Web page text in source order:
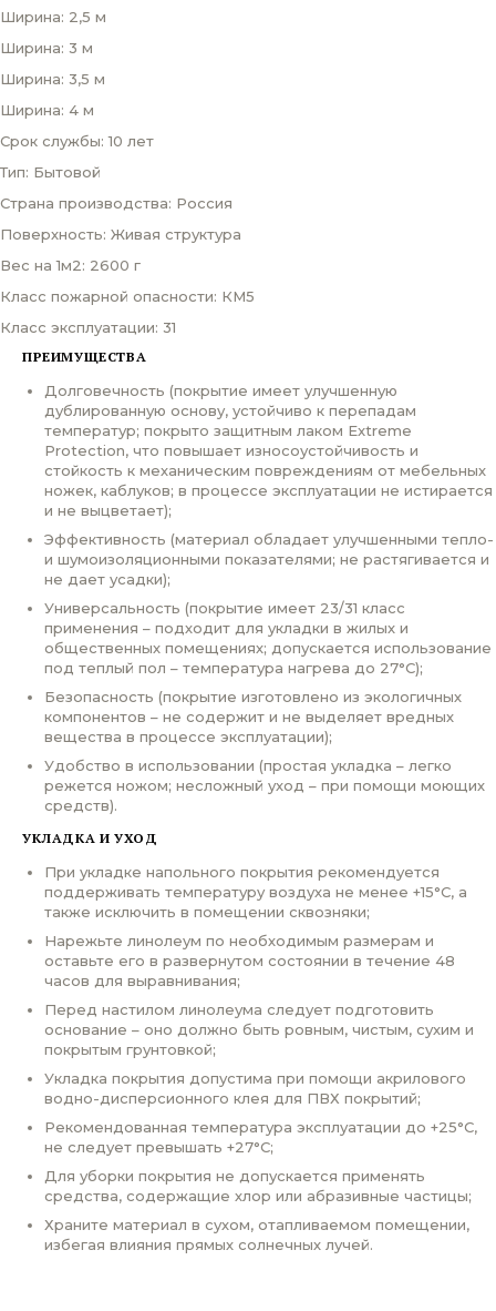
Ширина: 2,5 м
Ширина: 3 м
Ширина: 3,5 м
Ширина: 4 м
Срок службы: 10 лет
Тип: Бытовой
Страна производства: Россия
Поверхность: Живая структура
Вес на 1м2: 2600 г
Класс пожарной опасности: КМ5
Класс эксплуатации: 31
ПРЕИМУЩЕСТВА
Долговечность (покрытие имеет улучшенную
дублированную основу, устойчиво к перепадам
температур; покрыто защитным лаком Extreme
Protection, что повышает износоустойчивость и
стойкость к механическим повреждениям от мебельных
ножек, каблуков; в процессе эксплуатации не истирается
и не выцветает);
Эффективность (материал обладает улучшенными тепло-
и шумоизоляционными показателями; не растягивается и
не дает усадки);
Универсальность (покрытие имеет 23/31 класс
применения – подходит для укладки в жилых и
общественных помещениях; допускается использование
под теплый пол – температура нагрева до 27°С);
Безопасность (покрытие изготовлено из экологичных
компонентов – не содержит и не выделяет вредных
вещества в процессе эксплуатации);
Удобство в использовании (простая укладка – легко
режется ножом; несложный уход – при помощи моющих
средств).
УКЛАДКА И УХОД
При укладке напольного покрытия рекомендуется
поддерживать температуру воздуха не менее +15°С, а
также исключить в помещении сквозняки;
Нарежьте линолеум по необходимым размерам и
оставьте его в развернутом состоянии в течение 48
часов для выравнивания;
Перед настилом линолеума следует подготовить
основание – оно должно быть ровным, чистым, сухим и
покрытым грунтовкой;
Укладка покрытия допустима при помощи акрилового
водно-дисперсионного клея для ПВХ покрытий;
Рекомендованная температура эксплуатации до +25°С,
не следует превышать +27°С;
Для уборки покрытия не допускается применять
средства, содержащие хлор или абразивные частицы;
Храните материал в сухом, отапливаемом помещении,
избегая влияния прямых солнечных лучей.